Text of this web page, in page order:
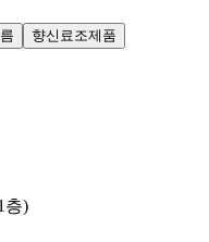
향신료조제품
층)